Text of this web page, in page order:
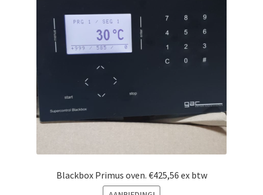
Blackbox Primus oven. €425,56 ex btw